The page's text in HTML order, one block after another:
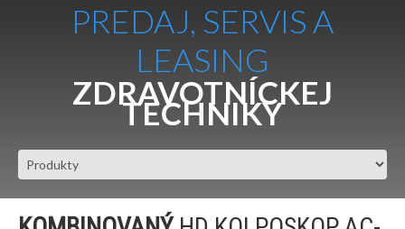
PREDAJ, SERVIS A
LEASING
ZDRAVOTNÍCKEJ
TECHNIKY